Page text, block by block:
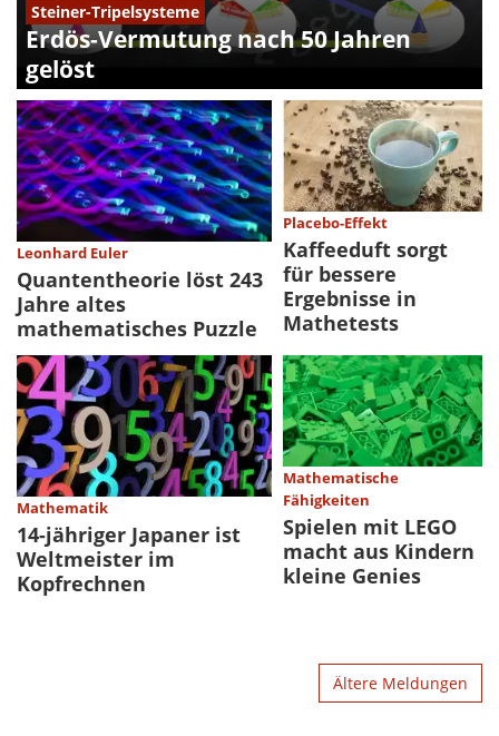
Steiner-Tripelsysteme
Erdös-Vermutung nach 50 Jahren
gelöst
Leonhard Euler
Quantentheorie löst 243
Jahre altes
mathematisches Puzzle
Placebo-Effekt
Kaffeeduft sorgt
für bessere
Ergebnisse in
Mathetests
Mathematik
14-jähriger Japaner ist
Weltmeister im
Kopfrechnen
Mathematische
Fähigkeiten
Spielen mit LEGO
macht aus Kindern
kleine Genies
Ältere Meldungen